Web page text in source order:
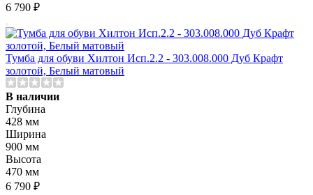
6 790 ₽
Тумба для обуви Хилтон Исп.2.2 - 303.008.000 Дуб Крафт
золотой, Белый матовый
В наличии
Глубина
428 мм
Ширина
900 мм
Высота
470 мм
6 790 ₽